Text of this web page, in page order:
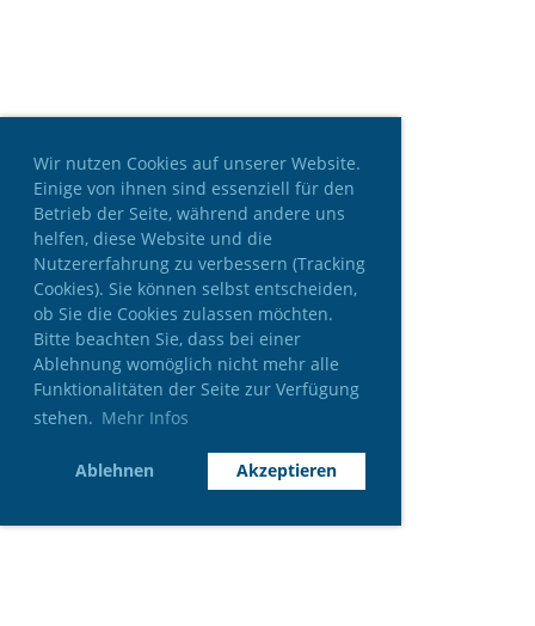
Wir nutzen Cookies auf unserer Website.
Einige von ihnen sind essenziell für den
Betrieb der Seite, während andere uns
helfen, diese Website und die
Nutzererfahrung zu verbessern (Tracking
Cookies). Sie können selbst entscheiden,
ob Sie die Cookies zulassen möchten.
Bitte beachten Sie, dass bei einer
Ablehnung womöglich nicht mehr alle
Funktionalitäten der Seite zur Verfügung
stehen. Mehr Infos
Ablehnen Akzeptieren